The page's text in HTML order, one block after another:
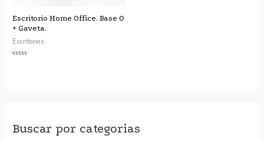
Buscar por categorias
Escritorio Home Office. Base O
+ Gaveta.
Escritorios